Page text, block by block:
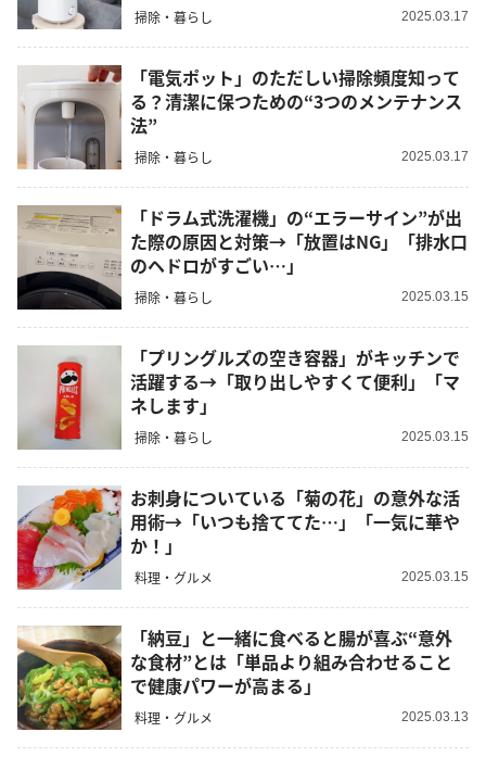
掃除・暮らし 2025.03.17
「電気ポット」のただしい掃除頻度知って
る？清潔に保つための“3つのメンテナンス
法”
掃除・暮らし 2025.03.17
「ドラム式洗濯機」の“エラーサイン”が出
た際の原因と対策→「放置はNG」「排水口
のヘドロがすごい…」
掃除・暮らし 2025.03.15
「プリングルズの空き容器」がキッチンで
活躍する→「取り出しやすくて便利」「マ
ネします」
掃除・暮らし 2025.03.15
お刺身についている「菊の花」の意外な活
用術→「いつも捨ててた…」「一気に華や
か！」
料理・グルメ 2025.03.15
「納豆」と一緒に食べると腸が喜ぶ“意外
な食材”とは「単品より組み合わせること
で健康パワーが高まる」
料理・グルメ 2025.03.13